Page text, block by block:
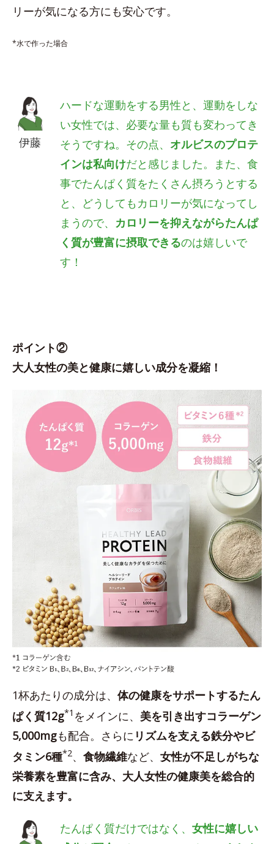
リーが気になる方にも安心です。
*水で作った場合
伊藤
ハードな運動をする男性と、運動をしな
い女性では、必要な量も質も変わってき
そうですね。その点、 オルビスのプロテ
インは私向けだと感じました。また、食
事でたんぱく質をたくさん摂ろうとする
と、どうしてもカロリーが気になってし
まうので、 カロリーを抑えながらたんぱ
く質が豊富に摂取できるのは嬉しいで
す！
ポイント②
大人女性の美と健康に嬉しい成分を凝縮！
1杯あたりの成分は、 体の健康をサポートするたん
ぱく質12g*1 をメインに、 美を引き出すコラーゲン
5,000mgも配合。さらに リズムを支える鉄分やビ
タミン6種*2、 食物繊維など、 女性が不足しがちな
栄養素を豊富に含み、大人女性の健康美を総合的
に支えます。
たんぱく質だけではなく、女性に嬉しい